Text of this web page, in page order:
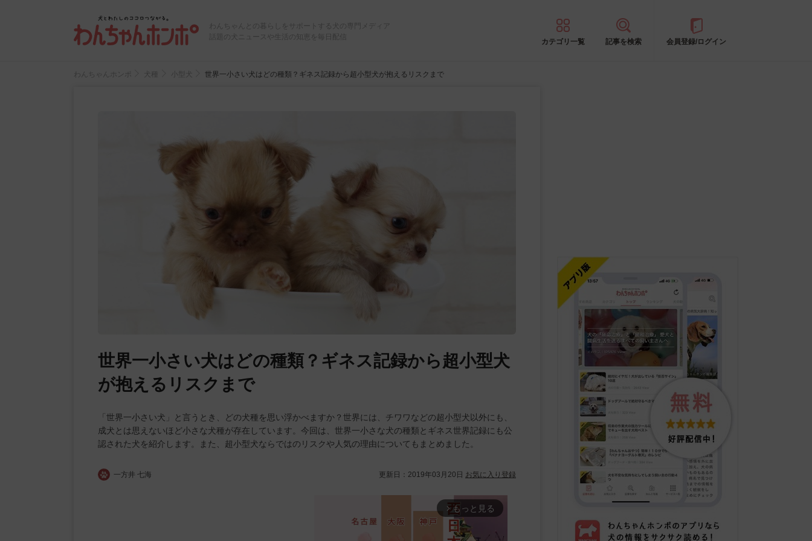
わんちゃんとの暮らしをサポートする犬の専門メディア
話題の犬ニュースや生活の知恵を毎日配信
カテゴリ一覧 記事を検索 会員登録/ログイン
わんちゃんホンポ 犬種 小型犬 世界一小さい犬はどの種類？ギネス記録から超小型犬が抱えるリスクまで
世界一小さい犬はどの種類？ギネス記録から超小型犬
が抱えるリスクまで
「世界一小さい犬」と言うとき、どの犬種を思い浮かべますか？世界には、チワワなどの超小型犬以外にも、
成犬とは思えないほど小さな犬種が存在しています。今回は、世界一小さな犬の種類とギネス世界記録にも公
認された犬を紹介します。また、超小型犬ならではのリスクや人気の理由についてもまとめました。
一方井 七海 更新日： 2019年03月20日 お気に入り登録
arrow_forward_ios もっと見る